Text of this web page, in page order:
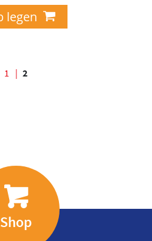
1 2
Shop